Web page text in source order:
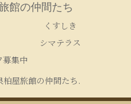
館の仲間たち
くすしき
シマテラス
募集中
屋旅館の仲間たち.